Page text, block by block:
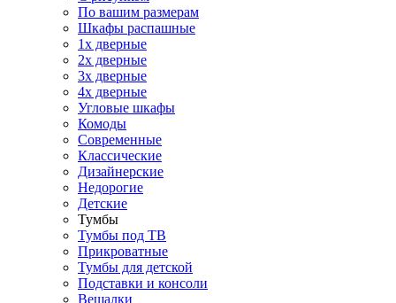
По вашим размерам
Шкафы распашные
1х дверные
2х дверные
3х дверные
4х дверные
Угловые шкафы
Комоды
Современные
Классические
Дизайнерские
Недорогие
Детские
Тумбы
Тумбы под ТВ
Прикроватные
Тумбы для детской
Подставки и консоли
Вешалки